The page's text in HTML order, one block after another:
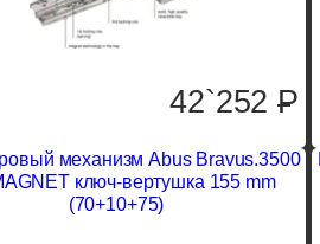
42`252P
механизм Abus Bravus.3500
ключ-вертушка 155 mm
(70+10+75)